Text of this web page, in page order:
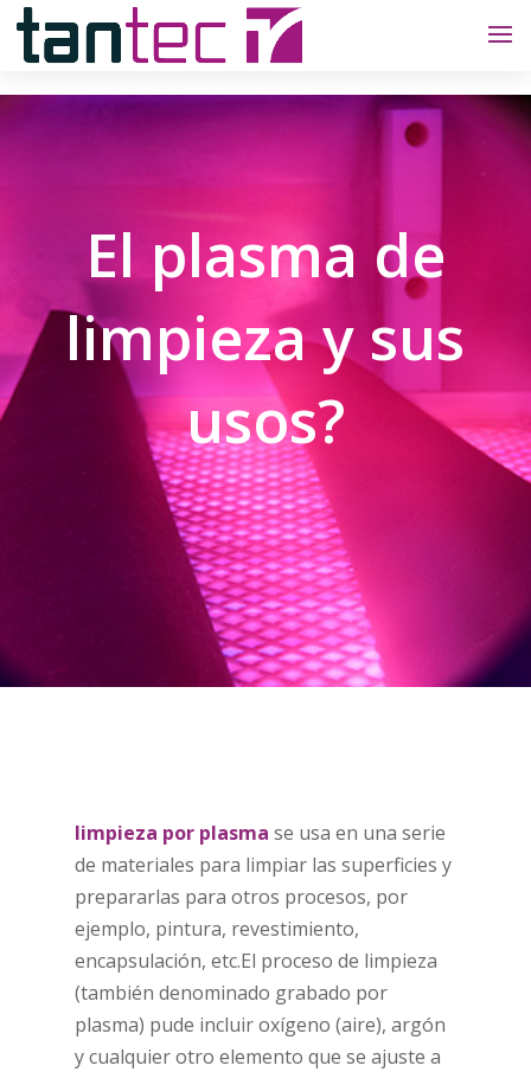
El plasma de
limpieza y sus
usos?
limpieza por plasma se usa en una serie
de materiales para limpiar las superficies y
prepararlas para otros procesos, por
ejemplo, pintura, revestimiento,
encapsulación, etc.El proceso de limpieza
(también denominado grabado por
plasma) pude incluir oxígeno (aire), argón
y cualquier otro elemento que se ajuste a